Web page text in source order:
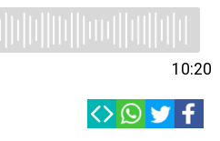
10:20